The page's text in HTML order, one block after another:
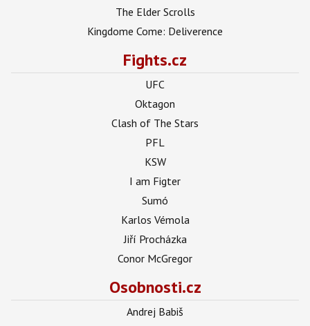
The Elder Scrolls
Kingdome Come: Deliverence
Fights.cz
UFC
Oktagon
Clash of The Stars
PFL
KSW
I am Figter
Sumó
Karlos Vémola
Jiří Procházka
Conor McGregor
Osobnosti.cz
Andrej Babiš